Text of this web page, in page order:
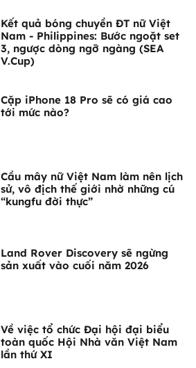
Kết quả bóng chuyền ĐT nữ Việt
Nam - Philippines: Bước ngoặt set
3, ngược dòng ngỡ ngàng (SEA
V.Cup)
Cặp iPhone 18 Pro sẽ có giá cao
tới mức nào?
Cầu mây nữ Việt Nam làm nên lịch
sử, vô địch thế giới nhờ những cú
“kungfu đời thực”
Land Rover Discovery sẽ ngừng
sản xuất vào cuối năm 2026
Về việc tổ chức Đại hội đại biểu
toàn quốc Hội Nhà văn Việt Nam
lần thứ XI